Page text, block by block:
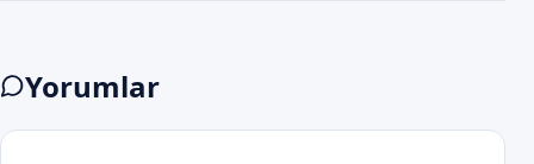
Yorumlar